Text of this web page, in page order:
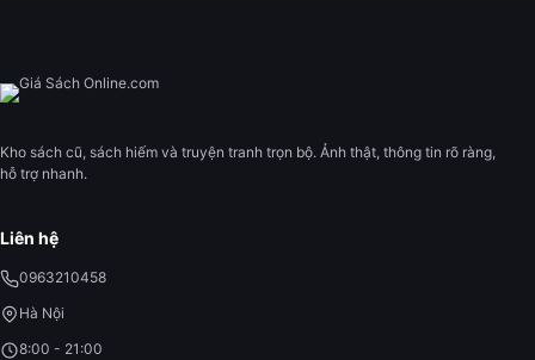
Kho sách cũ, sách hiếm và truyện tranh trọn bộ. Ảnh thật, thông tin rõ ràng,
hỗ trợ nhanh.
Liên hệ
0963210458
Hà Nội
8:00 - 21:00